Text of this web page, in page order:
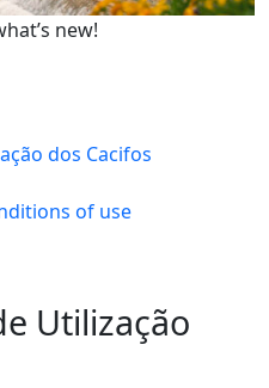
new!
dos Cacifos
of use
Utilização